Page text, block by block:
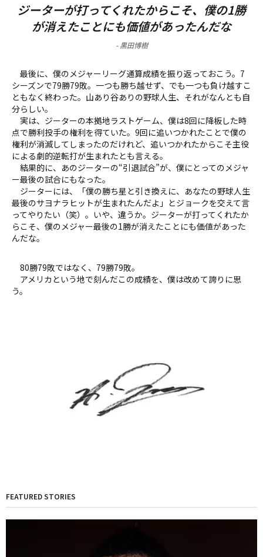
ジーターが打ってくれたからこそ、僕の1勝
が消えたことにも価値があったんだな
-黒田博樹
最後に、僕のメジャーリーグ通算成績を振り返っておこう。7
シーズンで79勝79敗。一つも勝ち越せず、でも一つも負け越すこ
ともなく終わった。山あり谷ありの野球人生、それがなんとも自
分らしい。
実は、ジーターの本拠地ラストゲーム、僕は8回に降板した時
点で勝利投手の権利を得ていた。9回に追いつかれたことで僕の
権利が消滅してしまったのだけれど、追いつかれたからこそ主役
による劇的逆転打が生まれたとも言える。
結果的に、あのジーターの“引退試合”が、僕にとってのメジャ
ー最後の試合にもなった。
ジーターには、「僕の勝ち星と引き換えに、あなたの野球人生
最後のサヨナラヒットが生まれたんだよ」とジョークを交えて言
ってやりたい（笑）。いや、違うか。ジーターが打ってくれたか
らこそ、僕のメジャー最後の1勝が消えたことにも価値があった
んだな。
80勝79敗ではなく、79勝79敗。
アメリカという地で刻んだこの成績を、僕は改めて誇りに思
う。
FEATURED STORIES